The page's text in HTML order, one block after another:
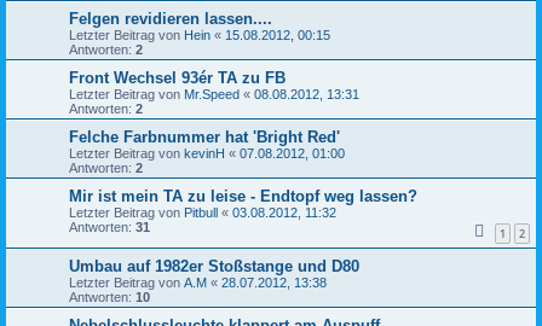
Felgen revidieren lassen....
Letzter Beitrag von Hein « 15.08.2012, 00:15
Antworten: 2
Front Wechsel 93ér TA zu FB
Letzter Beitrag von Mr.Speed « 08.08.2012, 13:31
Antworten: 2
Felche Farbnummer hat 'Bright Red'
Letzter Beitrag von kevinH « 07.08.2012, 01:00
Antworten: 2
Mir ist mein TA zu leise - Endtopf weg lassen?
Letzter Beitrag von Pitbull « 03.08.2012, 11:32
Antworten: 31 1 2
Umbau auf 1982er Stoßstange und D80
Letzter Beitrag von A.M « 28.07.2012, 13:38
Antworten: 10